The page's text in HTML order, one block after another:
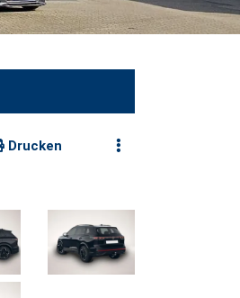
Drucken